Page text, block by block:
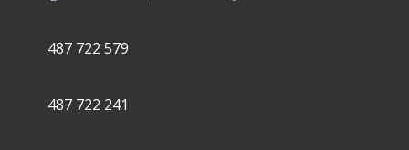
487 722 579
487 722 241